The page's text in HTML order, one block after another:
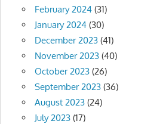
February 2024(31)
January 2024(30)
December 2023(41)
November 2023(40)
October 2023(26)
September 2023(36)
August 2023(24)
July 2023(17)